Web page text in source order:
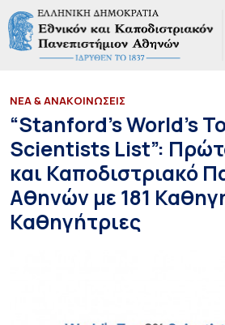
ΝΕΑ & ΑΝΑΚΟΙΝΩΣΕΙΣ
“Stanford’s World’s
Scientists List”:
και Καποδιστριακό
Αθηνών με 181
Καθηγήτριες